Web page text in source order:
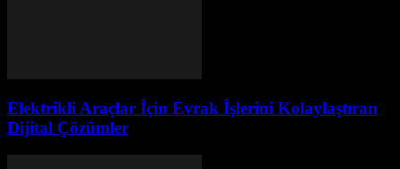
Elektrikli Araçlar İçin Evrak İşlerini Kolaylaştıran
Dijital Çözümler